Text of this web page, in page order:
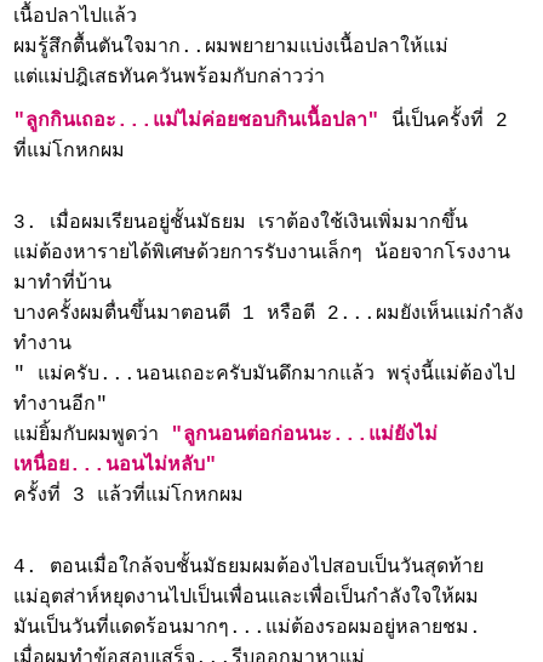
เนื้อปลาไปแล้ว
ผมรู้สึกตื้นตันใจมาก..ผมพยายามแบ่งเนื้อปลาให้แม่
แต่แม่ปฎิเสธทันควันพร้อมกับกล่าวว่า
"ลูกกินเถอะ...แม่ไม่ค่อยชอบกินเนื้อปลา"
นี่เป็นครั้งที่ 2
ที่แม่โกหกผม
3. เมื่อผมเรียนอยู่ชั้นมัธยม เราต้องใช้เงินเพิ่มมากขึ้น
แม่ต้องหารายได้พิเศษด้วยการรับงานเล็กๆ น้อยจากโรงงาน
มาทำที่บ้าน
บางครั้งผมตื่นขึ้นมาตอนตี 1 หรือตี 2...ผมยังเห็นแม่กำลัง
ทำงาน
" แม่ครับ...นอนเถอะครับมันดึกมากแล้ว พรุ่งนี้แม่ต้องไป
ทำงานอีก"
แม่ยิ้มกับผมพูดว่า "ลูกนอนต่อก่อนนะ...แม่ยังไม่
เหนื่อย...นอนไม่หลับ"
ครั้งที่ 3 แล้วที่แม่โกหกผม
4. ตอนเมื่อใกล้จบชั้นมัธยมผมต้องไปสอบเป็นวันสุดท้าย
แม่อุตส่าห์หยุดงานไปเป็นเพื่อนและเพื่อเป็นกำลังใจให้ผม
มันเป็นวันที่แดดร้อนมากๆ...แม่ต้องรอผมอยู่หลายชม.